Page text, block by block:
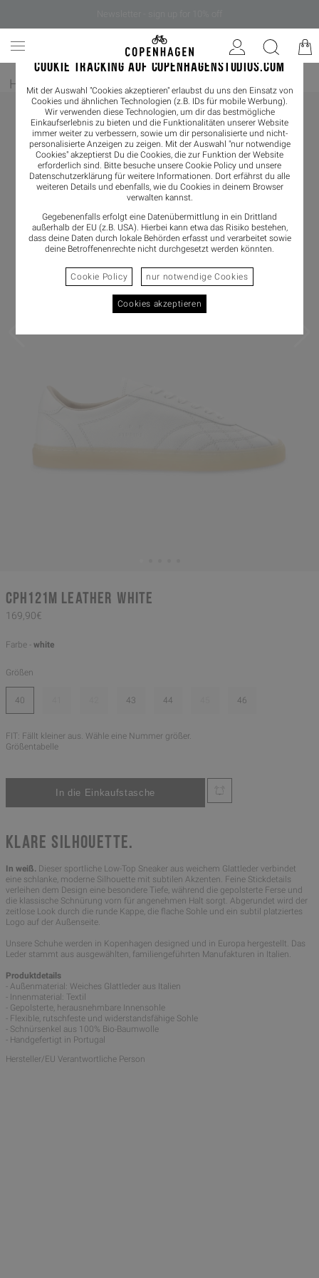
COOKIE TRACKING AUF COPENHAGENSTUDIOS.COM
Mit der Auswahl "Cookies akzeptieren" erlaubst du uns den Einsatz von
Cookies und ähnlichen Technologien (z.B. IDs für mobile Werbung).
Wir verwenden diese Technologien, um dir das bestmögliche
Einkaufserlebnis zu bieten und die Funktionalitäten unserer Website
immer weiter zu verbessern, sowie um dir personalisierte und nicht-
personalisierte Anzeigen zu zeigen. Mit der Auswahl "nur notwendige
Cookies" akzeptierst Du die Cookies, die zur Funktion der Website
erforderlich sind. Bitte besuche unsere Cookie Policy und unsere
Datenschutzerklärung für weitere Informationen. Dort erfährst du alle
weiteren Details und ebenfalls, wie du Cookies in deinem Browser
verwalten kannst.
Gegebenenfalls erfolgt eine Datenübermittlung in ein Drittland
außerhalb der EU (z.B. USA). Hierbei kann etwa das Risiko bestehen,
dass deine Daten durch lokale Behörden erfasst und verarbeitet sowie
deine Betroffenenrechte nicht durchgesetzt werden könnten.
Cookie Policy nur notwendige Cookies
Cookies akzeptieren
Home / Herren/ Sneaker
CPH121M leather white
169,90€
Farbe - white
Größen
40 43 44 46
FIT: Fällt kleiner aus. Wähle eine Nummer größer.
Größentabelle
KLARE SILHOUETTE.
In weiß. Dieser sportliche Low-Top Sneaker aus weichem Glattleder verbindet
eine schlanke, moderne Silhouette mit subtilen Akzenten. Feine Stickdetails
verleihen dem Design eine besondere Tiefe, während die gepolsterte Ferse und
die klassische Schnürung vorn für angenehmen Halt sorgt. Abgerundet wird der
zeitlose Look durch die runde Kappe, die flache Sohle und ein subtil platziertes
Logo auf der Außenseite.
Unsere Schuhe werden in Kopenhagen designed und in Europa hergestellt. Das
Leder stammt aus ausgewählten, familiengeführten Manufakturen in Italien.
Produktdetails
- Außenmaterial: Weiches Glattleder aus Italien
- Innenmaterial: Textil
- Gepolsterte, herausnehmbare Innensohle
- Flexible, rutschfeste und widerstandsfähige Sohle
- Schnürsenkel aus 100% Bio-Baumwolle
- Handgefertigt in Portugal
Hersteller/EU Verantwortliche Person